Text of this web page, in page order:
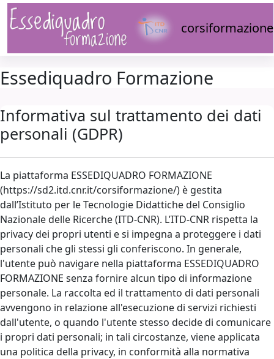
Vai al contenuto principale
corsiformazione
Essediquadro Formazione
Informativa sul trattamento dei dati
personali (GDPR)
La piattaforma ESSEDIQUADRO FORMAZIONE
(https://sd2.itd.cnr.it/corsiformazione/) è gestita
dall’Istituto per le Tecnologie Didattiche del Consiglio
Nazionale delle Ricerche (ITD-CNR). L’ITD-CNR rispetta la
privacy dei propri utenti e si impegna a proteggere i dati
personali che gli stessi gli conferiscono. In generale,
l'utente può navigare nella piattaforma ESSEDIQUADRO
FORMAZIONE senza fornire alcun tipo di informazione
personale. La raccolta ed il trattamento di dati personali
avvengono in relazione all'esecuzione di servizi richiesti
dall'utente, o quando l'utente stesso decide di comunicare
i propri dati personali; in tali circostanze, viene applicata
una politica della privacy, in conformità alla normativa